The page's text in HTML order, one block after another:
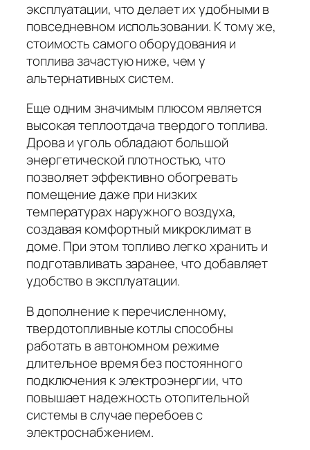
эксплуатации, что делает их удобными в
повседневном использовании. К тому же,
стоимость самого оборудования и
топлива зачастую ниже, чем у
альтернативных систем.
Еще одним значимым плюсом является
высокая теплоотдача твердого топлива.
Дрова и уголь обладают большой
энергетической плотностью, что
позволяет эффективно обогревать
помещение даже при низких
температурах наружного воздуха,
создавая комфортный микроклимат в
доме. При этом топливо легко хранить и
подготавливать заранее, что добавляет
удобство в эксплуатации.
В дополнение к перечисленному,
твердотопливные котлы способны
работать в автономном режиме
длительное время без постоянного
подключения к электроэнергии, что
повышает надежность отопительной
системы в случае перебоев с
электроснабжением.